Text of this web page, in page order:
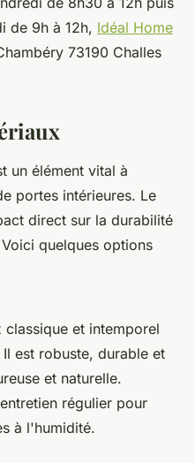
de 9h à 12h​, Idéal Home
73190 Challes
un élément vital à
portes intérieures. Le
direct sur la durabilité
quelques options
et intemporel
est robuste, durable et
et naturelle.
régulier pour
à l'humidité.